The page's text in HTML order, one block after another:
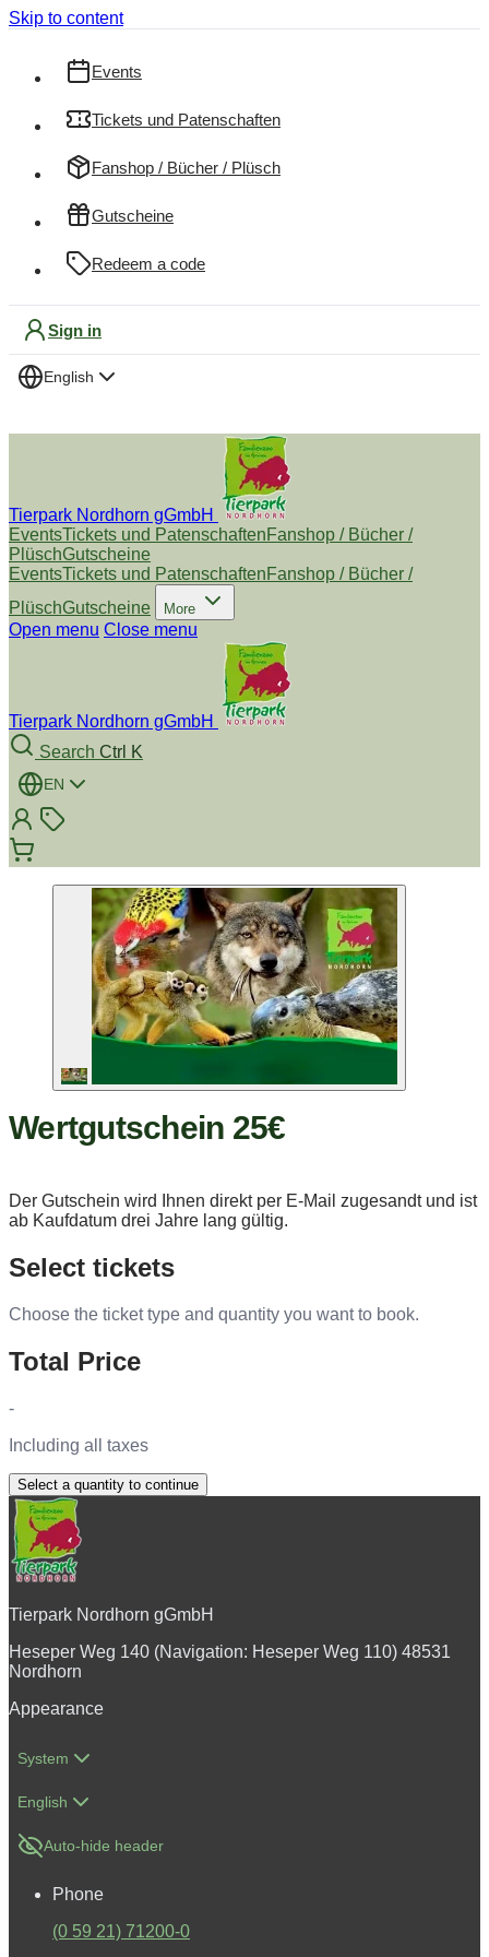
Skip to content
Events
Tickets und Patenschaften
Fanshop / Bücher / Plüsch
Gutscheine
Redeem a code
Sign in
English
Tierpark Nordhorn gGmbH
EventsTickets und PatenschaftenFanshop / Bücher /
PlüschGutscheine
EventsTickets und PatenschaftenFanshop / Bücher /
PlüschGutscheine More
Open menu Close menu
Tierpark Nordhorn gGmbH
Search Ctrl K
EN
Wertgutschein 25€
Der Gutschein wird Ihnen direkt per E-Mail zugesandt und ist
ab Kaufdatum drei Jahre lang gültig.
Select tickets
Choose the ticket type and quantity you want to book.
Total Price
-
Including all taxes
Select a quantity to continue
Tierpark Nordhorn gGmbH
Heseper Weg 140 (Navigation: Heseper Weg 110) 48531
Nordhorn
Appearance
System
English
Auto-hide header
Phone
(0 59 21) 71200-0